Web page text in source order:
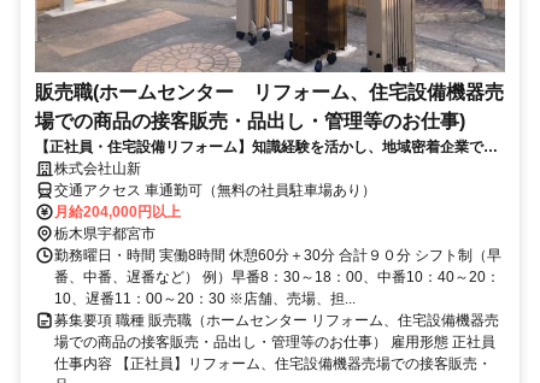
販売職(ホームセンター リフォーム、住宅設備機器売
場での商品の接客販売・品出し・管理等のお仕事)
【正社員・住宅設備リフォーム】知識経験を活かし、地域密着企業でお
仕事しませんか？【宇都宮店】
株式会社山新
交通アクセス 車通勤可（無料の社員駐車場あり）
月給204,000円以上
栃木県宇都宮市
勤務曜日・時間 実働8時間 休憩60分＋30分 合計９０分 シフト制（早
番、中番、遅番など） 例）早番8：30～18：00、中番10：40～20：
10、遅番11：00～20：30 ※店舗、売場、担...
募集要項 職種 販売職（ホームセンター リフォーム、住宅設備機器売
場での商品の接客販売・品出し・管理等のお仕事） 雇用形態 正社員
仕事内容 【正社員】リフォーム、住宅設備機器売場での接客販売・